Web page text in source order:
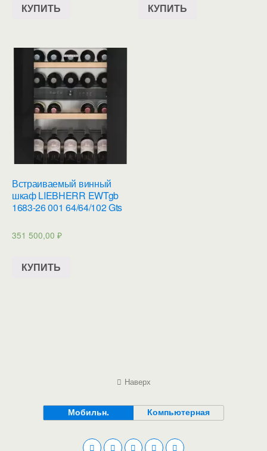
КУПИТЬ КУПИТЬ
Встраиваемый винный
шкаф LIEBHERR EWTgb
1683-26 001 64/64/102 Gts
351 500,00 ₽
КУПИТЬ
Наверх
Мобильн. Компьютерная